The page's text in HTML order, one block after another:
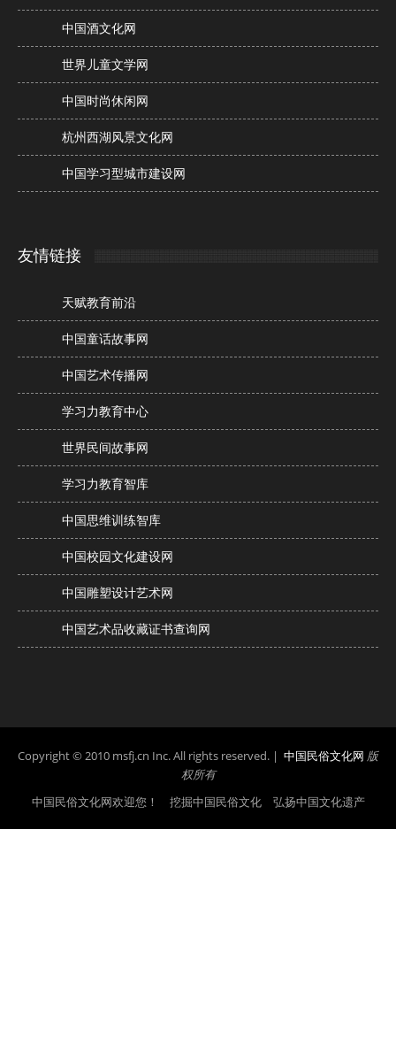
中国酒文化网
世界儿童文学网
中国时尚休闲网
杭州西湖风景文化网
中国学习型城市建设网
友情链接
天赋教育前沿
中国童话故事网
中国艺术传播网
学习力教育中心
世界民间故事网
学习力教育智库
中国思维训练智库
中国校园文化建设网
中国雕塑设计艺术网
中国艺术品收藏证书查询网
Copyright © 2010 msfj.cn Inc. All rights reserved. | 中国民俗文化网 版
权所有
中国民俗文化网欢迎您！ 挖掘中国民俗文化 弘扬中国文化遗产